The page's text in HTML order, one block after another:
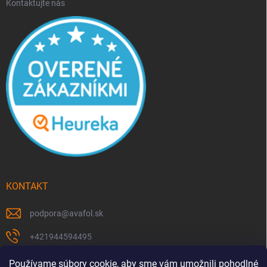
Používame súbory cookie, aby sme vám umožnili pohodlné
Kontaktujte nás
KONTAKT
podpora@avafol.sk
+421944594495
https://www.facebook.com/p/avafolsk-100091961793102/